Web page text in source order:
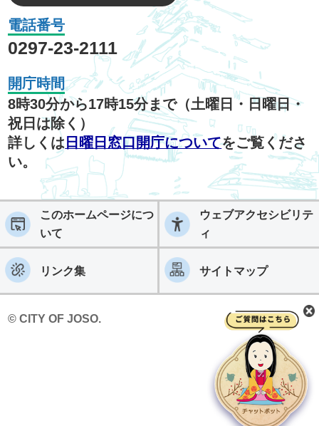
電話番号
0297-23-2111
開庁時間
8時30分から17時15分まで（土曜日・日曜日・
祝日は除く）
詳しくは 日曜日窓口開庁についてをご覧くださ
い。
このホームページにつ
いて
ウェブアクセシビリテ
ィ
リンク集 サイトマップ
© CITY OF JOSO.